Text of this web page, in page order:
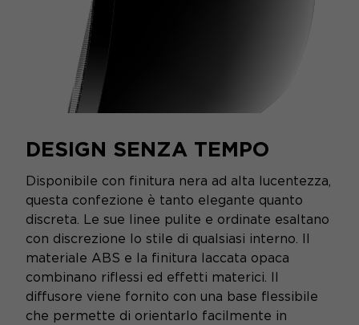
DESIGN SENZA TEMPO
Disponibile con finitura nera ad alta lucentezza,
questa confezione è tanto elegante quanto
discreta. Le sue linee pulite e ordinate esaltano
con discrezione lo stile di qualsiasi interno. Il
materiale ABS e la finitura laccata opaca
combinano riflessi ed effetti materici. Il
diffusore viene fornito con una base flessibile
che permette di orientarlo facilmente in